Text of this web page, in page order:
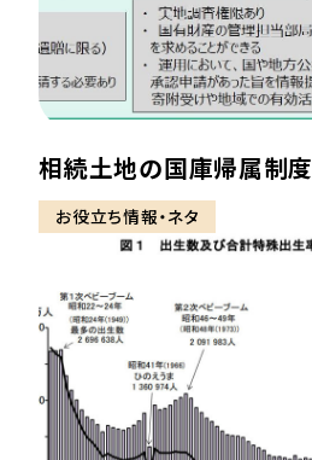
相続土地の国庫帰属制度
お役立ち情報・ネタ